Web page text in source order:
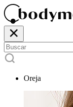
Oreja